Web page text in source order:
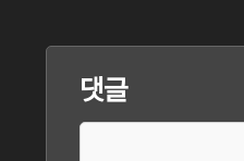
댓글